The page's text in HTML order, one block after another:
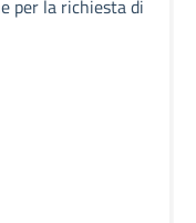
per la richiesta di